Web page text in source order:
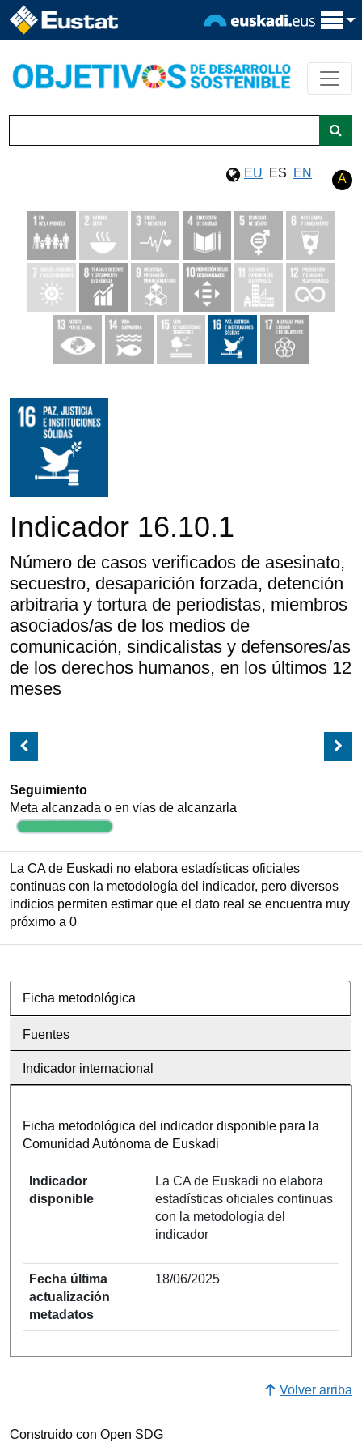
EU ES EN A
Indicador 16.10.1
Número de casos verificados de asesinato,
secuestro, desaparición forzada, detención
arbitraria y tortura de periodistas, miembros
asociados/as de los medios de
comunicación, sindicalistas y defensores/as
de los derechos humanos, en los últimos 12
meses
Seguimiento
Meta alcanzada o en vías de alcanzarla
La CA de Euskadi no elabora estadísticas oficiales
continuas con la metodología del indicador, pero diversos
indicios permiten estimar que el dato real se encuentra muy
próximo a 0
Ficha metodológica
Fuentes
Indicador internacional
Ficha metodológica del indicador disponible para la
Comunidad Autónoma de Euskadi
Indicador
disponible
La CA de Euskadi no elabora
estadísticas oficiales continuas
con la metodología del
indicador
Fecha última
actualización
metadatos
18/06/2025
Volver arriba
Construido con Open SDG